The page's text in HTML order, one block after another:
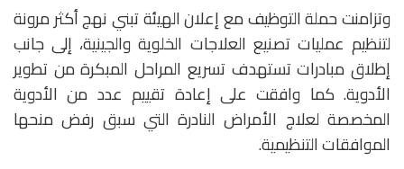
وتزامنت حملة التوظيف مع إعلان الهيئة تبني نهج أكثر مرونة
لتنظيم عمليات تصنيع العلاجات الخلوية والجينية، إلى جانب
إطلاق مبادرات تستهدف تسريع المراحل المبكرة من تطوير
الأدوية. كما وافقت على إعادة تقييم عدد من الأدوية
المخصصة لعلاج الأمراض النادرة التي سبق رفض منحها
الموافقات التنظيمية.